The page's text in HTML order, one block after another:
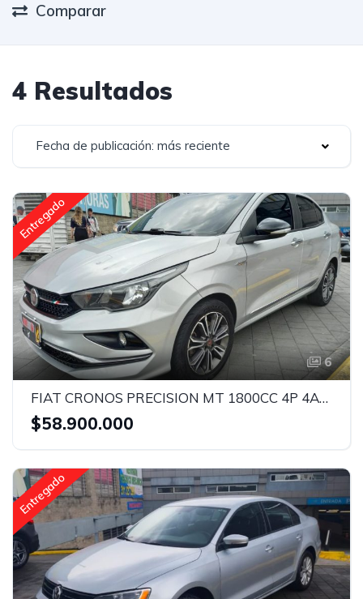
Comparar
4 Resultados
Fecha de publicación: más reciente
Entregado
6
FIAT CRONOS PRECISION MT 1800CC 4P 4AB AA ABS
$58.900.000
Entregado